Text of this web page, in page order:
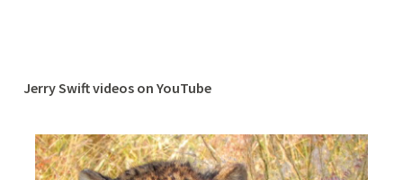
Jerry Swift videos on YouTube